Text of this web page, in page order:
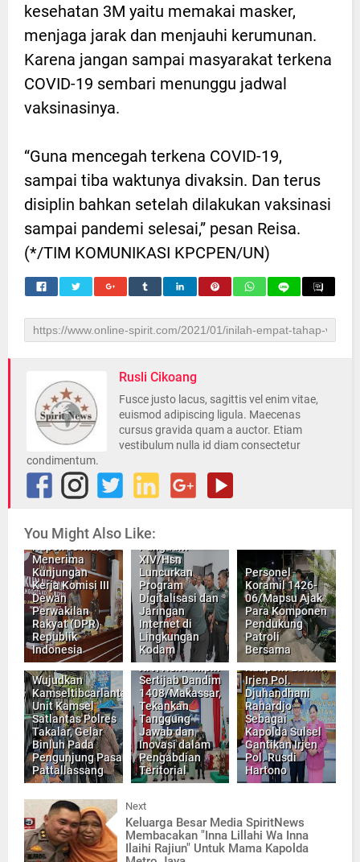
kesehatan 3M yaitu memakai masker,
menjaga jarak dan menjauhi kerumunan.
Karena jangan sampai masyarakat terkena
COVID-19 sembari menunggu jadwal
vaksinasinya.
“Guna mencegah terkena COVID-19,
sampai tiba waktunya divaksin. Dan terus
disiplin bahkan setelah dilakukan vaksinasi
sampai pandemi selesai,” pesan Reisa.
(*/TIM KOMUNIKASI KPCPEN/UN)
Rusli Cikoang
Fusce justo lacus, sagittis vel enim vitae,
euismod adipiscing ligula. Maecenas
cursus gravida quam a auctor. Etiam
vestibulum nulla id diam consectetur
condimentum.
You Might Also Like:
Menerima
Kunjungan
Kerja Komisi III
Dewan
Perwakilan
Rakyat (DPR)
Republik
Indonesia
XIV/Hsn
Luncurkan
Program
Digitalisasi dan
Jaringan
Internet di
Lingkungan
Kodam
Personel
Koramil 1426-
06/Mapsu Ajak
Para Komponen
Pendukung
Patroli
Bersama
Wujudkan
Kamseltibcarlantas,
Unit Kamsel
Satlantas Polres
Takalar, Gelar
Binluh Pada
Pengunjung Pasar
Pattallassang
Pangdam
Sertijab Dandim
1408/Makassar,
Tekankan
Tanggung
Jawab dan
Inovasi dalam
Pengabdian
Teritorial
Irjen Pol.
Djuhandhani
Rahardjo
Sebagai
Kapolda Sulsel
Gantikan Irjen
Pol. Rusdi
Hartono
Next
Keluarga Besar Media SpiritNews
Membacakan "Inna Lillahi Wa Inna
Ilaihi Rajiun" Untuk Mama Kapolda